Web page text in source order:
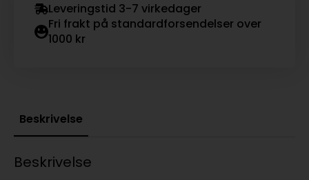
Leveringstid 3-7 virkedager
Fri frakt på standardforsendelser over
1000 kr
Beskrivelse
Beskrivelse